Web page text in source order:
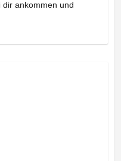
dir ankommen und